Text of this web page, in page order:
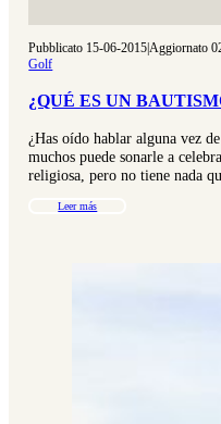
Pubblicato 15-06-2015|Aggiornato
Golf
¿QUÉ ES UN
¿Has oído hablar alguna vez
muchos puede sonarle a
religiosa, pero no tiene nada
Leer más